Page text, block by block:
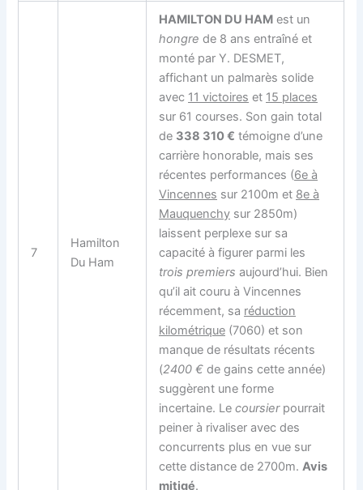
7
Hamilton
Du Ham
HAMILTON DU HAM est un
hongre de 8 ans entraîné et
monté par Y. DESMET,
affichant un palmarès solide
avec 11 victoires et 15 places
sur 61 courses. Son gain total
de 338 310 € témoigne d’une
carrière honorable, mais ses
récentes performances (6e à
Vincennes sur 2100m et 8e à
Mauquenchy sur 2850m)
laissent perplexe sur sa
capacité à figurer parmi les
trois premiers aujourd’hui. Bien
qu’il ait couru à Vincennes
récemment, sa réduction
kilométrique (7060) et son
manque de résultats récents
(2400 € de gains cette année)
suggèrent une forme
incertaine. Lecoursierpourrait
peiner à rivaliser avec des
concurrents plus en vue sur
cette distance de 2700m. Avis
mitigé.